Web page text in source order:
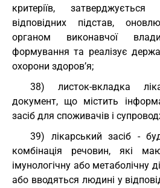
критеріїв,
відповідних підстав,
органом виконавчої
формування та реалізує
охорони здоров’я;
38) листок-вкладка
документ, що містить
засіб для споживачів і
39) лікарський засіб -
комбінація речовин, які
імунологічну або метаболічну
або вводяться людині у